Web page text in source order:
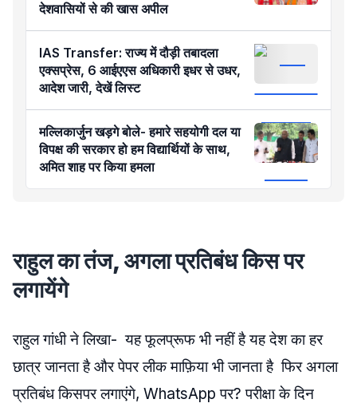
देशवासियों से की खास अपील
IAS Transfer: राज्य में दौड़ी तबादला
एक्सप्रेस, 6 आईएएस अधिकारी इधर से उधर,
आदेश जारी, देखें लिस्ट
मल्लिकार्जुन खड़गे बोले- हमारे सहयोगी दल या
विपक्ष की सरकार हो हम विद्यार्थियों के साथ,
अमित शाह पर किया हमला
राहुल का तंज, अगला प्रतिबंध किस पर
लगायेंगे
राहुल गांधी ने लिखा- यह फूलप्रूफ भी नहीं है यह देश का हर
छात्र जानता है और पेपर लीक माफ़िया भी जानता है फिर अगला
प्रतिबंध किसपर लगाएंगे, WhatsApp पर? परीक्षा के दिन